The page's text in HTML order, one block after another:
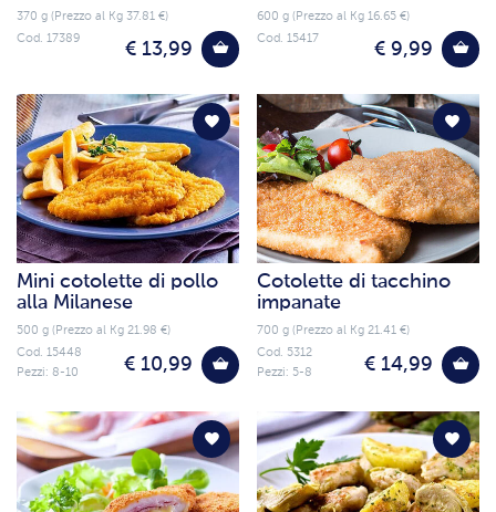
370 g (Prezzo al Kg 37.81 €)
€ 13,99
Cod. 17389
600 g (Prezzo al Kg 16.65 €)
€ 9,99
Cod. 15417
Mini cotolette di pollo
alla Milanese
500 g (Prezzo al Kg 21.98 €)
€ 10,99
Cod. 15448
Pezzi: 8-10
Cotolette di tacchino
impanate
700 g (Prezzo al Kg 21.41 €)
€ 14,99
Cod. 5312
Pezzi: 5-8